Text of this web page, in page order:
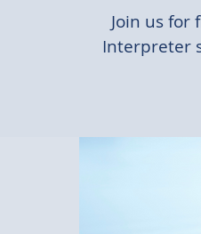
Join us for
Interpreter